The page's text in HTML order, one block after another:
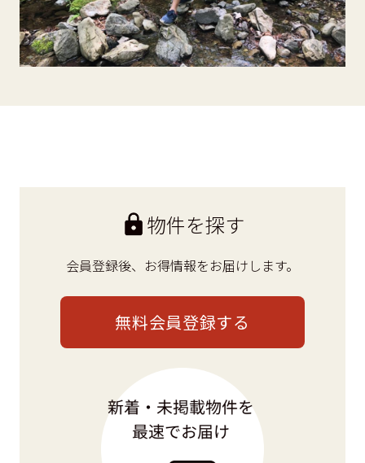
物件を探す
会員登録後、 お得情報をお届けします。
無料会員登録する